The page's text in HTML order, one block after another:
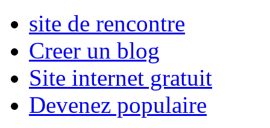
site de rencontre
Creer un blog
Site internet gratuit
Devenez populaire